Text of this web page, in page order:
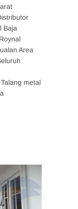
Baja
Area
metal